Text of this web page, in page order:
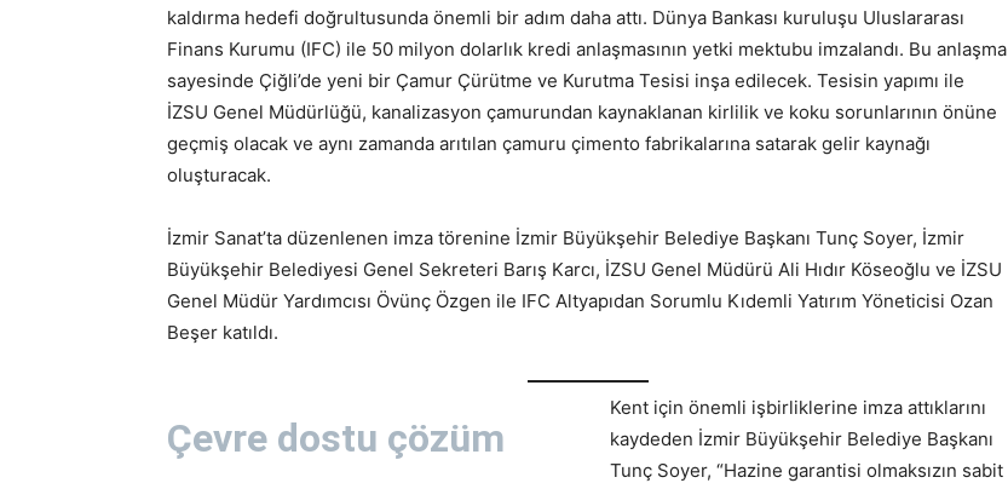
kaldırma hedefi doğrultusunda önemli bir adım daha attı. Dünya Bankası kuruluşu Uluslararası
Finans Kurumu (IFC) ile 50 milyon dolarlık kredi anlaşmasının yetki mektubu imzalandı. Bu anlaşma
sayesinde Çiğli’de yeni bir Çamur Çürütme ve Kurutma Tesisi inşa edilecek. Tesisin yapımı ile
İZSU Genel Müdürlüğü, kanalizasyon çamurundan kaynaklanan kirlilik ve koku sorunlarının önüne
geçmiş olacak ve aynı zamanda arıtılan çamuru çimento fabrikalarına satarak gelir kaynağı
oluşturacak.
İzmir Sanat’ta düzenlenen imza törenine İzmir Büyükşehir Belediye Başkanı Tunç Soyer, İzmir
Büyükşehir Belediyesi Genel Sekreteri Barış Karcı, İZSU Genel Müdürü Ali Hıdır Köseoğlu ve İZSU
Genel Müdür Yardımcısı Övünç Özgen ile IFC Altyapıdan Sorumlu Kıdemli Yatırım Yöneticisi Ozan
Beşer katıldı.
Çevre dostu çözüm
Kent için önemli işbirliklerine imza attıklarını
kaydeden İzmir Büyükşehir Belediye Başkanı
Tunç Soyer, “Hazine garantisi olmaksızın sabit